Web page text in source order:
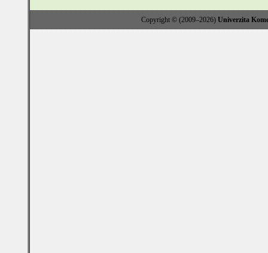
Copyright © (2009–2026) Univerzita